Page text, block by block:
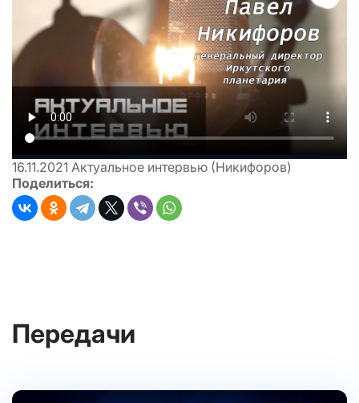
16.11.2021 Актуальное интервью (Никифоров)
Поделиться:
Передачи